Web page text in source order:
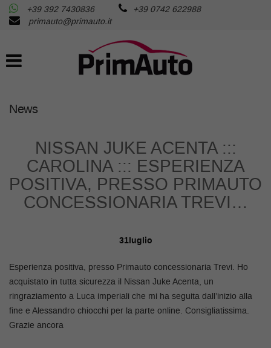
AZIENDA
AUTO USATE
SERVIZI
ASSISTENZA
CONTATTI
RECENSIONI
+39 392 7430836
+39 0742 622988
primauto@primauto.it
News
NISSAN JUKE ACENTA :::
CAROLINA ::: ESPERIENZA
POSITIVA, PRESSO PRIMAUTO
CONCESSIONARIA TREVI…
31luglio
Esperienza positiva, presso Primauto concessionaria Trevi. Ho
acquistato in tutta sicurezza il Nissan Juke Acenta, un
ringraziamento a Luca imperiali che mi ha seguita dall’inizio alla
fine e Alessandro chiocchi per la parte online. Consigliatissima.
Grazie ancora
Le
di
consenso
seguente
consente
esprimere
le
tue
preferenze
di
tracciamento
che
adottiamo
per
offrire